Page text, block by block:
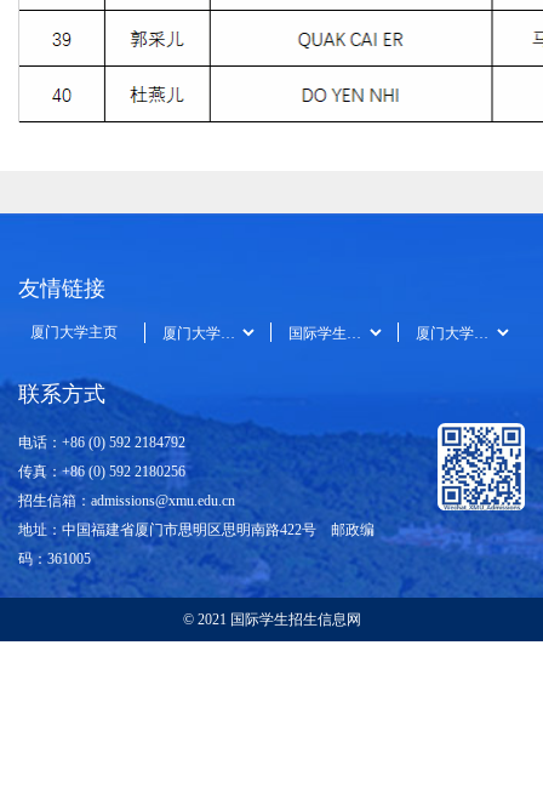
友情链接
厦门大学主页
联系方式
电话：+86 (0) 592 2184792
传真：+86 (0) 592 2180256
招生信箱： admissions@xmu.edu.cn
地址：中国福建省厦门市思明区思明南路422号 邮政编
码：361005
© 2021 国际学生招生信息网